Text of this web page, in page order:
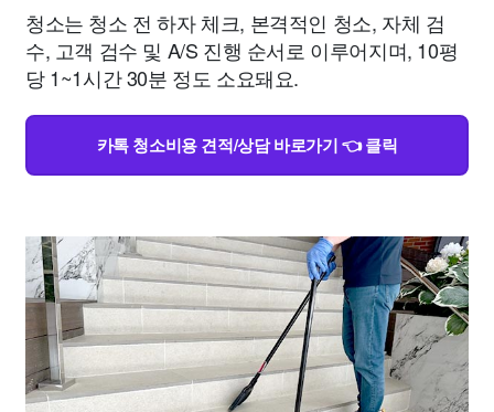
청소는 청소 전 하자 체크, 본격적인 청소, 자체 검
수, 고객 검수 및 A/S 진행 순서로 이루어지며, 10평
당 1~1시간 30분 정도 소요돼요.
카톡 청소비용 견적/상담 바로가기 👈 클릭